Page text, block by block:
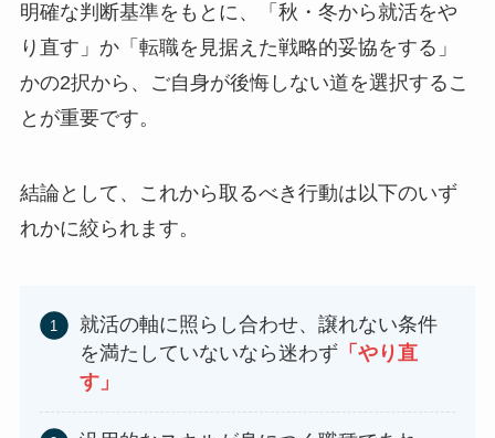
明確な判断基準をもとに、「秋・冬から就活をや
り直す」か「転職を見据えた戦略的妥協をする」
かの2択から、ご自身が後悔しない道を選択するこ
とが重要です。
結論として、これから取るべき行動は以下のいず
れかに絞られます。
就活の軸に照らし合わせ、譲れない条件
を満たしていないなら迷わず 「やり直
す」